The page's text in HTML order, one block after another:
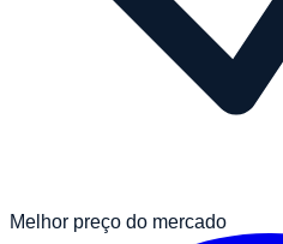
Melhor preço do mercado